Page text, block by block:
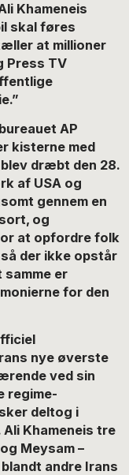
Khameneis
skal føres
at millioner
Press TV
AP
kisterne med
dræbt den 28.
af USA og
gennem en
og
at opfordre folk
der ikke opstår
samme er
for den
nye øverste
ved sin
regime-
deltog i
Khameneis tre
Meysam –
andre Irans